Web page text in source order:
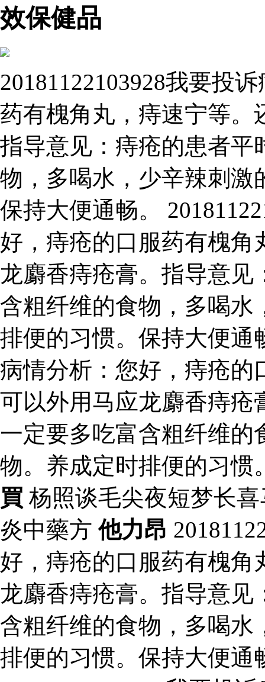
效保健品
20181122103928我要投
药有槐角丸，痔速宁等。
指导意见：痔疮的患者平
物，多喝水，少辛辣刺激
保持大便通畅。
好，痔疮的口服药有槐角
龙麝香痔疮膏。指导意见
含粗纤维的食物，多喝水
排便的习惯。保持大便通
病情分析：您好，痔疮的
可以外用马应龙麝香痔疮
一定要多吃富含粗纤维的
物。养成定时排便的习
買 杨照谈毛尖夜短梦长
炎中藥方他力昂
好，痔疮的口服药有槐角
龙麝香痔疮膏。指导意见
含粗纤维的食物，多喝水
排便的习惯。保持大便通